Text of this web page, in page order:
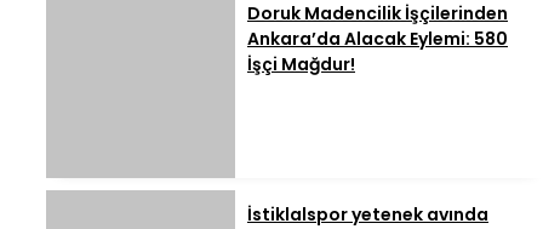
Doruk Madencilik İşçilerinden
Ankara’da Alacak Eylemi: 580
İşçi Mağdur!
İstiklalspor yetenek avında